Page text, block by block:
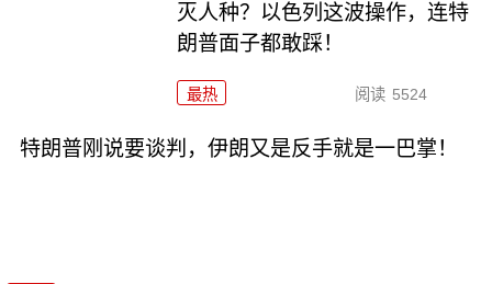
灭人种？以色列这波操作，连特
朗普面子都敢踩！
最热 阅读 5524
特朗普刚说要谈判，伊朗又是反手就是一巴掌！